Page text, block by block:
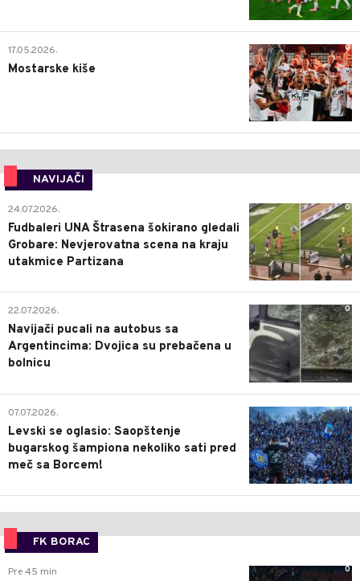
0
17.05.2026.
Mostarske kiše
NAVIJAČI
0
24.07.2026.
Fudbaleri UNA Štrasena šokirano gledali
Grobare: Nevjerovatna scena na kraju
utakmice Partizana
0
22.07.2026.
Navijači pucali na autobus sa
Argentincima: Dvojica su prebačena u
bolnicu
1
07.07.2026.
Levski se oglasio: Saopštenje
bugarskog šampiona nekoliko sati pred
meč sa Borcem!
FK BORAC
0
Pre 45 min